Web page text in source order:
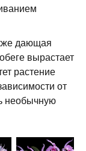
дающая
вырастает
растение
от
необычную